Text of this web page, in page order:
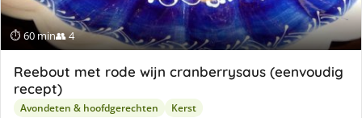
⏱ 60 min👥 4
Reebout met rode wijn cranberrysaus (eenvoudig
recept)
Avondeten & hoofdgerechten Kerst